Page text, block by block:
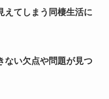
えてしまう同棲生活に
ない欠点や問題が見つ